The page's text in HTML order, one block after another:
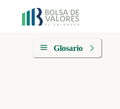
Glosario